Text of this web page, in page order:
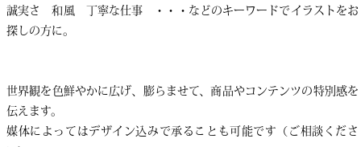
誠実さ 和風 丁寧な仕事 ・・・などのキーワードでイラストをお
探しの方に。
世界観を色鮮やかに広げ、膨らませて、商品やコンテンツの特別感を
伝えます。
媒体によってはデザイン込みで承ることも可能です（ご相談くださ